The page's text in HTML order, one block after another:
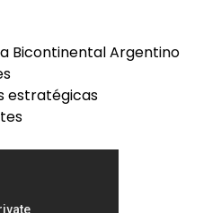
Bicontinental Argentino
estratégicas